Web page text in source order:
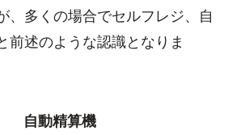
、多くの場合でセルフレジ、自
前述のような認識となりま
自動精算機